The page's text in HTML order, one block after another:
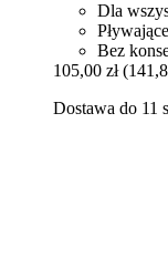
Dla
Bez
105,00 zł
Dostawa do 11